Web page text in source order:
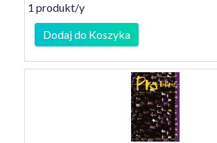
1 produkt/y
Dodaj do Koszyka